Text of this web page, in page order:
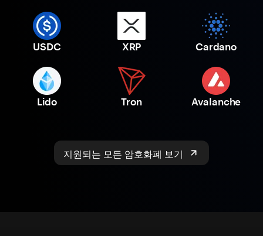
USDC XRP Cardano
Lido Tron Avalanche
지원되는 모든 암호화폐 보기